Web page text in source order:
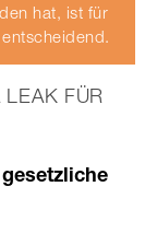
hat, ist für
FÜR